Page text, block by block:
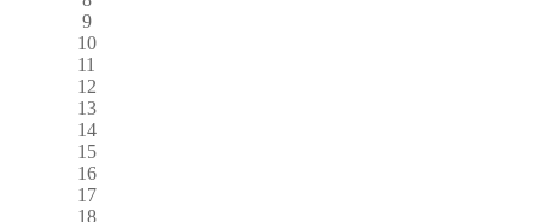
9
10
11
12
13
14
15
16
17
18